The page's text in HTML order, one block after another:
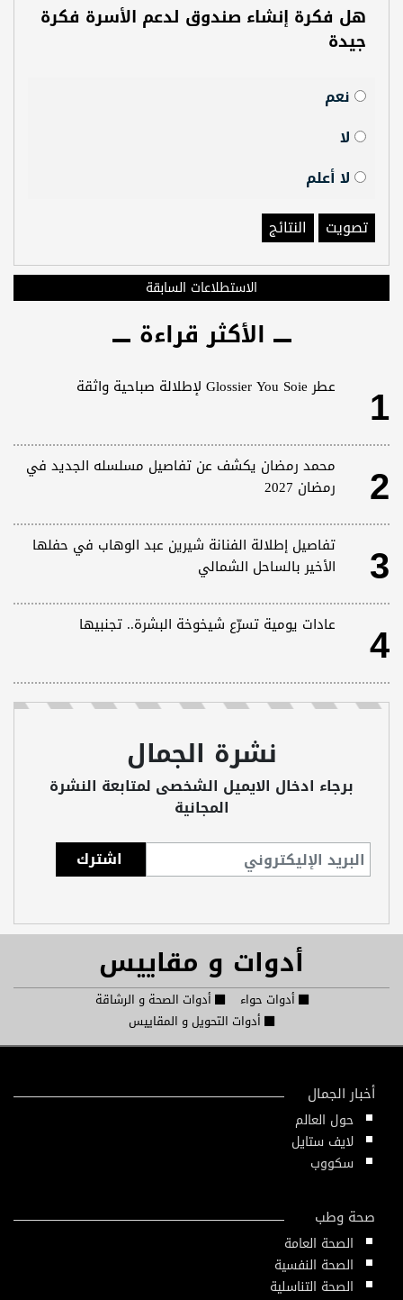
هل فكرة إنشاء صندوق لدعم الأسرة فكرة
جيدة
نعم
لا
لا أعلم
تصويت
النتائج
الاستطلاعات السابقة
الأكثر قراءة
1 عطر Glossier You Soie لإطلالة صباحية واثقة
2
محمد رمضان يكشف عن تفاصيل مسلسله الجديد في
رمضان 2027
3
تفاصيل إطلالة الفنانة شيرين عبد الوهاب في حفلها
الأخير بالساحل الشمالي
4 عادات يومية تسرّع شيخوخة البشرة.. تجنبيها
نشرة الجمال
برجاء ادخال الايميل الشخصى لمتابعة النشرة
المجانية
أدوات و مقاييس
أدوات حواء
أدوات الصحة و الرشاقة
أدوات التحويل و المقاييس
أخبار الجمال
حول العالم
لايف ستايل
سكووب
صحة وطب
الصحة العامة
الصحة النفسية
الصحة التناسلية